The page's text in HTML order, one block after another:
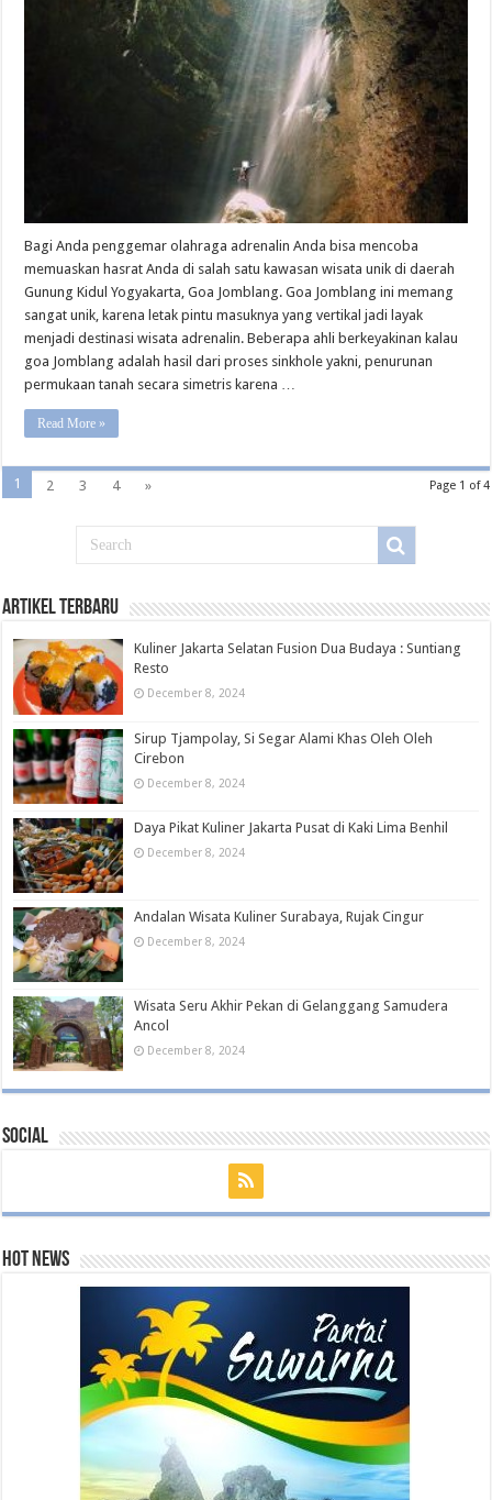
Unik
Goa
Jomblang
Bagi Anda penggemar olahraga adrenalin Anda bisa mencoba
memuaskan hasrat Anda di salah satu kawasan wisata unik di daerah
Gunung Kidul Yogyakarta, Goa Jomblang. Goa Jomblang ini memang
sangat unik, karena letak pintu masuknya yang vertikal jadi layak
menjadi destinasi wisata adrenalin. Beberapa ahli berkeyakinan kalau
goa Jomblang adalah hasil dari proses sinkhole yakni, penurunan
permukaan tanah secara simetris karena …
Read More »
Page 1 of 4
1 2 3 4 »
Artikel Terbaru
Kuliner Jakarta Selatan Fusion Dua Budaya : Suntiang
Resto
December 8, 2024
Sirup Tjampolay, Si Segar Alami Khas Oleh Oleh
Cirebon
December 8, 2024
Daya Pikat Kuliner Jakarta Pusat di Kaki Lima Benhil
December 8, 2024
Andalan Wisata Kuliner Surabaya, Rujak Cingur
December 8, 2024
Wisata Seru Akhir Pekan di Gelanggang Samudera
Ancol
December 8, 2024
Social
Hot News